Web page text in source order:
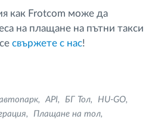
как Frotcom може да
на плащане на пътни такси
свържете с нас!
API БГ Тол
HU-GO
Плащане на тол